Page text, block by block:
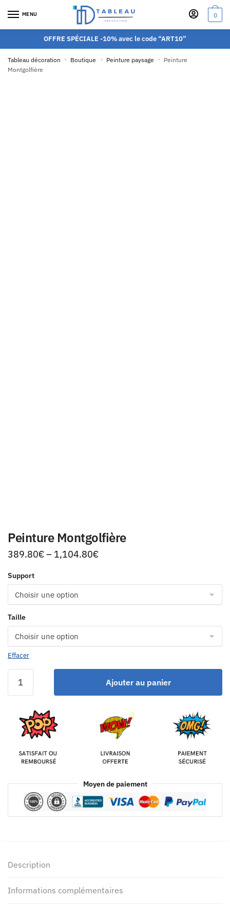
MENU 0
OFFRE SPÉCIALE -10% avec le code “ART10”
Tableau décoration » Boutique » Peinture paysage »
Peinture
Montgolfière
Peinture Montgolfière
389.80€– 1,104.80€
Support
Taille
Effacer
Ajouter au panier
Moyen de paiement
Description
Informations complémentaires